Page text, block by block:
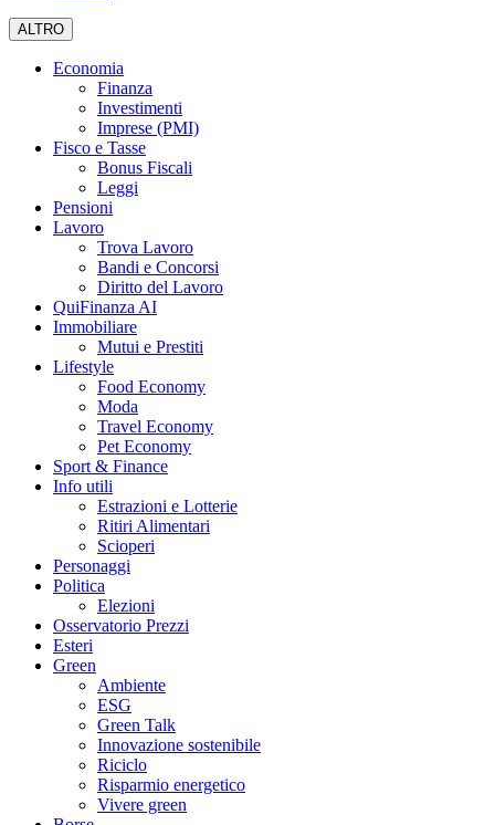
ALTRO
Economia
Finanza
Investimenti
Imprese (PMI)
Fisco e Tasse
Bonus Fiscali
Leggi
Pensioni
Lavoro
Trova Lavoro
Bandi e Concorsi
Diritto del Lavoro
QuiFinanza AI
Immobiliare
Mutui e Prestiti
Lifestyle
Food Economy
Moda
Travel Economy
Pet Economy
Sport & Finance
Info utili
Estrazioni e Lotterie
Ritiri Alimentari
Scioperi
Personaggi
Politica
Elezioni
Osservatorio Prezzi
Esteri
Green
Ambiente
ESG
Green Talk
Innovazione sostenibile
Riciclo
Risparmio energetico
Vivere green